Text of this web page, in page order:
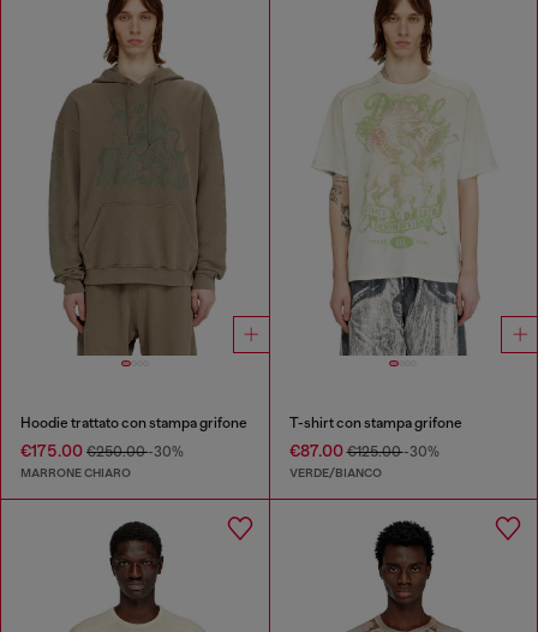
Hoodie trattato con stampa grifone
€175.00 €250.00-30%
MARRONE CHIARO
T-shirt con stampa grifone
€87.00€125.00-30%
VERDE/BIANCO